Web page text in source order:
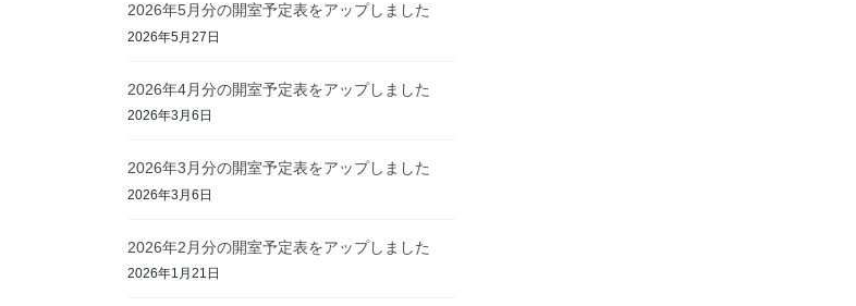
2026年5月分の開室予定表をアップしました
2026年5月27日
2026年4月分の開室予定表をアップしました
2026年3月6日
2026年3月分の開室予定表をアップしました
2026年3月6日
2026年2月分の開室予定表をアップしました
2026年1月21日